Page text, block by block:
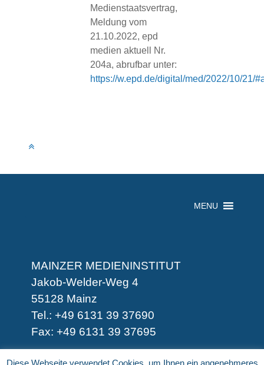
Medienstaatsvertrag,
Meldung vom
21.10.2022, epd
medien aktuell Nr.
204a, abrufbar unter:
https://w.epd.de/digital/med/2022/10/21/
MENU
MAINZER MEDIENINSTITUT
Jakob-Welder-Weg 4
55128 Mainz
Tel.: +49 6131 39 37690
Fax: +49 6131 39 37695
-
Diese Webseite verwendet Cookies, um Ihnen ein angenehmeres